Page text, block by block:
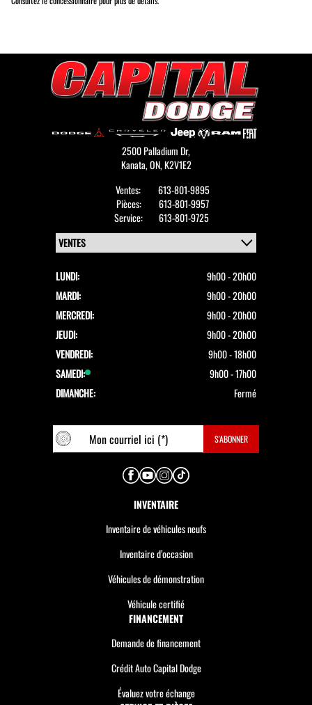
2500 Palladium Dr,
Kanata,ON, K2V1E2
Ventes:
613-801-9895
Pièces:
613-801-9957
Service:
613-801-9725
LUNDI:
9h00 - 20h00
MARDI:
9h00 - 20h00
MERCREDI:
9h00 - 20h00
JEUDI:
9h00 - 20h00
VENDREDI:
9h00 - 18h00
SAMEDI:
9h00 - 17h00
DIMANCHE:
Fermé
INVENTAIRE
Inventaire de véhicules neufs
Inventaire d’occasion
Véhicules de démonstration
Véhicule certifié
FINANCEMENT
Demande de financement
Crédit Auto Capital Dodge
Évaluez votre échange